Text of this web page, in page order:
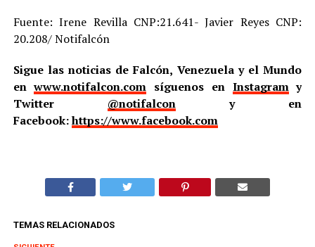
Fuente: Irene Revilla CNP:21.641- Javier Reyes CNP:
20.208/ Notifalcón
Sigue las noticias de Falcón, Venezuela y el Mundo
enwww.notifalcon.com síguenos en Instagramy
Twitter @notifalcony en
Facebook:https://www.facebook.com
TEMAS RELACIONADOS